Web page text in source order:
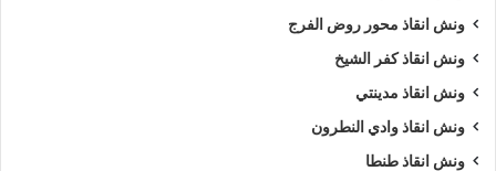
ونش انقاذ محور روض الفرج
ونش انقاذ كفر الشيخ
ونش انقاذ مدينتي
ونش انقاذ وادي النطرون
ونش انقاذ طنطا